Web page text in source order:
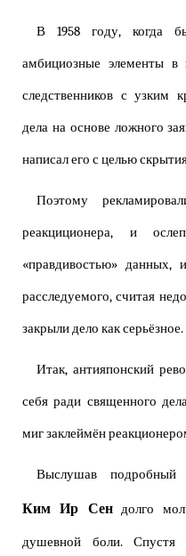
В 1958 году, когда
амбициозные элементы в
следственников с узким
дела на основе ложного
написал его с целью
Поэтому
реакциционера, и
«правдивостью» данных,
расследуемого, считая
закрыли дело как серьёзное.
Итак, антияпонский
себя ради священного
миг заклеймён
Выслушав подробный
Ким Ир Сендолго
душевной боли. Спустя